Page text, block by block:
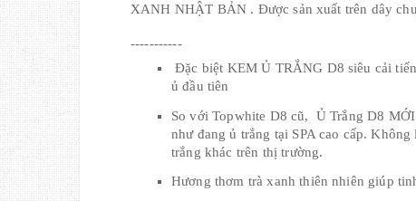
XANH NHẬT BẢN . Được sản xuất trên dây
-----------
Đặc biệt KEM Ủ TRẮNG D8 siêu cải tiến mới giúp nàng da ngăm TRẮNG BẬT TÔNG ngay lần
ủ đầu tiên
So với Topwhite D8 cũ,  Ủ Trắng D8
như đang ủ trắng tại SPA cao cấp.
trắng khác trên thị trường.
Hương thơm trà xanh thiên nhiên giúp